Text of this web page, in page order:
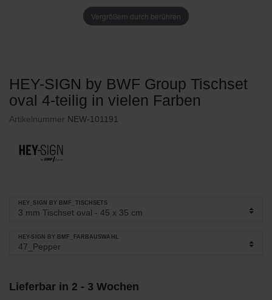
Vergrößern durch berühren
HEY-SIGN by BWF Group Tischset
oval 4-teilig in vielen Farben
Artikelnummer NEW-101191
HEY_SIGN BY BMF_TISCHSETS
HEY-SIGN BY BMF_FARBAUSWAHL
Lieferbar in 2 - 3 Wochen